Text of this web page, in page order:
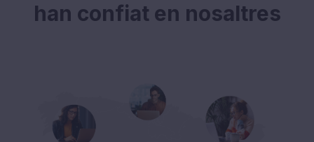
han confiat en nosaltres